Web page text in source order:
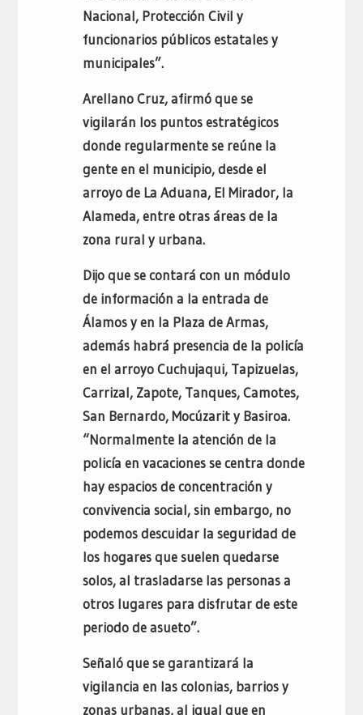
Nacional, Protección Civil y
funcionarios públicos estatales y
municipales”.
Arellano Cruz, afirmó que se
vigilarán los puntos estratégicos
donde regularmente se reúne la
gente en el municipio, desde el
arroyo de La Aduana, El Mirador, la
Alameda, entre otras áreas de la
zona rural y urbana.
Dijo que se contará con un módulo
de información a la entrada de
Álamos y en la Plaza de Armas,
además habrá presencia de la policía
en el arroyo Cuchujaqui, Tapizuelas,
Carrizal, Zapote, Tanques, Camotes,
San Bernardo, Mocúzarit y Basiroa.
“Normalmente la atención de la
policía en vacaciones se centra donde
hay espacios de concentración y
convivencia social, sin embargo, no
podemos descuidar la seguridad de
los hogares que suelen quedarse
solos, al trasladarse las personas a
otros lugares para disfrutar de este
periodo de asueto”.
Señaló que se garantizará la
vigilancia en las colonias, barrios y
zonas urbanas, al igual que en